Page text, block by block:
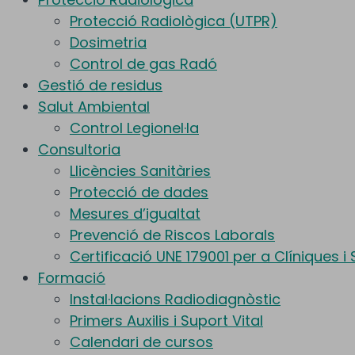
Protecció Radiològica (UTPR)
Dosimetria
Control de gas Radó
Gestió de residus
Salut Ambiental
Control Legionel·la
Consultoria
Llicències Sanitàries
Protecció de dades
Mesures d’igualtat
Prevenció de Riscos Laborals
Certificació UNE 179001 per a Clíniques i
Formació
Instal·lacions Radiodiagnòstic
Primers Auxilis i Suport Vital
Calendari de cursos